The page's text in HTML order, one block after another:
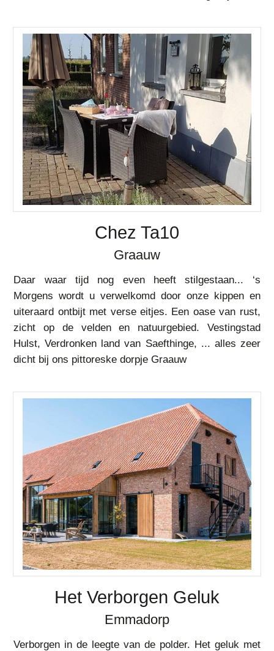
Chez Ta10
Graauw
Daar waar tijd nog even heeft stilgestaan... ‘s
Morgens wordt u verwelkomd door onze kippen en
uiteraard ontbijt met verse eitjes. Een oase van rust,
zicht op de velden en natuurgebied. Vestingstad
Hulst, Verdronken land van Saefthinge, ... alles zeer
dicht bij ons pittoreske dorpje Graauw
Het Verborgen Geluk
Emmadorp
Verborgen in de leegte van de polder. Het geluk met